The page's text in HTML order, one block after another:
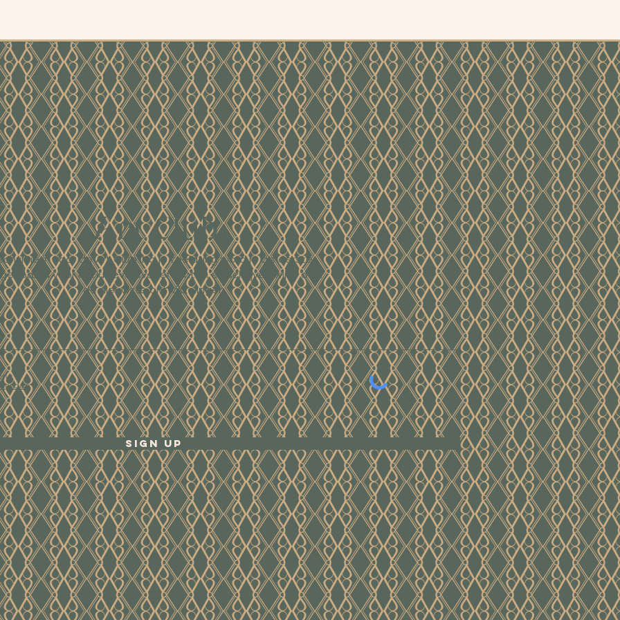
Art Club
je in voor de Art Club. Na je toelating word je als eerste
voor exclusieve evenementen en schrijven wij je over
de nieuwste ontwikkelingen.
Sign Up